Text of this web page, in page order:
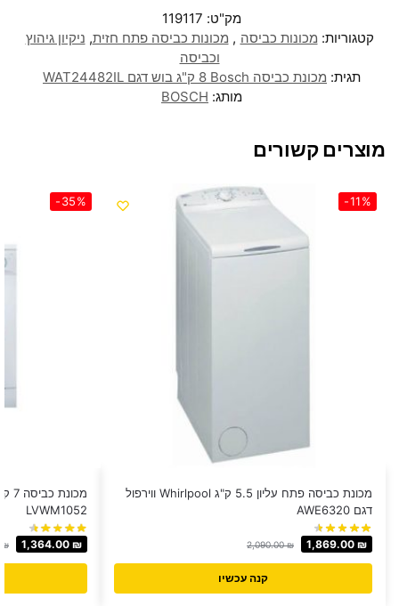
מק"ט: 119117
קטגוריות: מכונות כביסה , מכונות כביסה פתח חזית, ניקיון גיהוץ
וכביסה
תגית: מכונת כביסה Bosch ‏8 ‏ק"ג בוש דגם WAT24482IL
מותג: BOSCH
מוצרים קשורים
-11%
מכונת כביסה פתח עליון 5.5 ק"ג Whirlpool ווירפול
דגם AWE6320
2,090.00₪ 1,869.00 ₪
קנה עכשיו
-35%
LVWM1052
₪ 1,364.00 ₪